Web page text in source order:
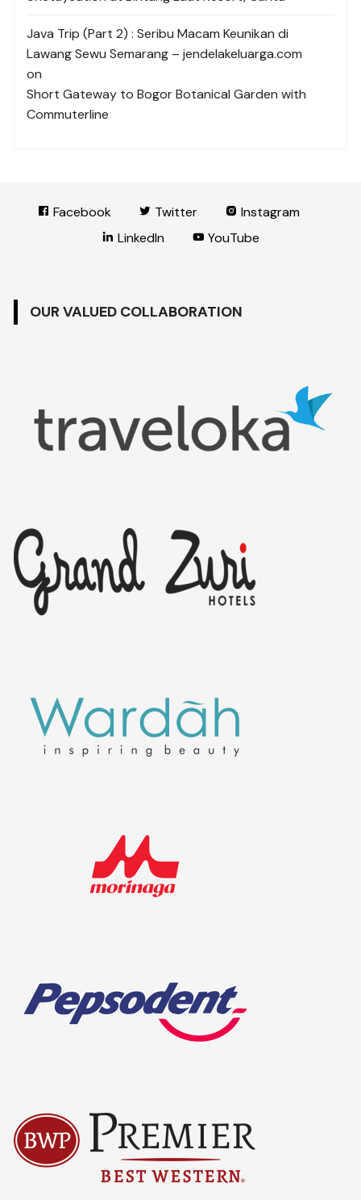
Java Trip (Part 2) : Seribu Macam Keunikan di
Lawang Sewu Semarang – jendelakeluarga.com
on
Short Gateway to Bogor Botanical Garden with
Commuterline
Facebook Twitter
Instagram
LinkedIn
YouTube
OUR VALUED COLLABORATION